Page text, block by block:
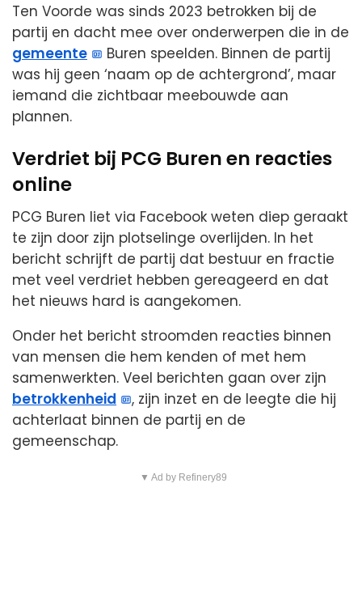
Ten Voorde was sinds 2023 betrokken bij de
partij en dacht mee over onderwerpen die in de
gemeente
Buren speelden. Binnen de partij
was hij geen ‘naam op de achtergrond’, maar
iemand die zichtbaar meebouwde aan
plannen.
Verdriet bij PCG Buren en reacties
online
PCG Buren liet via Facebook weten diep geraakt
te zijn door zijn plotselinge overlijden. In het
bericht schrijft de partij dat bestuur en fractie
met veel verdriet hebben gereageerd en dat
het nieuws hard is aangekomen.
Onder het bericht stroomden reacties binnen
van mensen die hem kenden of met hem
samenwerkten. Veel berichten gaan over zijn
betrokkenheid
, zijn inzet en de leegte die hij
achterlaat binnen de partij en de
gemeenschap.
▼ Ad by Refinery89